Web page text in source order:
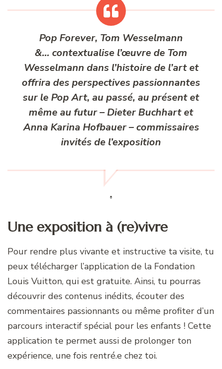
Pop Forever, Tom Wesselmann
&… contextualise l’œuvre de Tom
Wesselmann dans l’histoire de l’art et
offrira des perspectives passionnantes
sur le Pop Art, au passé, au présent et
même au futur– Dieter Buchhart et
Anna Karina Hofbauer – commissaires
invités de l’exposition
Une exposition à (re)vivre
Pour rendre plus vivante et instructive ta visite, tu
peux télécharger l’application de la Fondation
Louis Vuitton, qui est gratuite. Ainsi, tu pourras
découvrir des contenus inédits, écouter des
commentaires passionnants ou même profiter d’un
parcours interactif spécial pour les enfants ! Cette
application te permet aussi de prolonger ton
expérience, une fois rentré.e chez toi.